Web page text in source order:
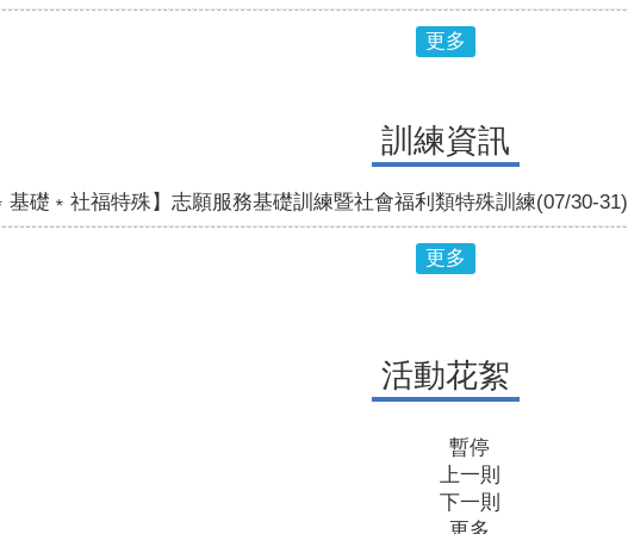
更多
訓練資訊
基礎﹡社福特殊】志願服務基礎訓練暨社會福利類特殊訓練(07/30-31)
更多
活動花絮
暫停
上一則
下一則